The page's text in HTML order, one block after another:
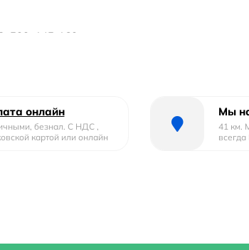
160.
онлайн
безнал. С НДС ,
картой или онлайн
Мы
41 км.